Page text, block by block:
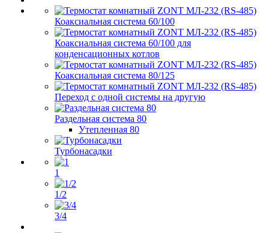
Коаксиальная система 60/100
Коаксиальная система 60/100 для
конденсационных котлов
Коаксиальная система 80/125
Переход с одной системы на другую
Раздельная система 80
Утепленная 80
Турбонасадки
1
1/2
3/4